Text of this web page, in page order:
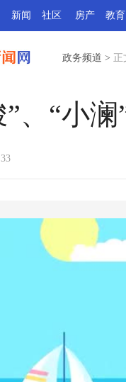
新闻 社区 房产 教育
政务频道 > 正
”、“小